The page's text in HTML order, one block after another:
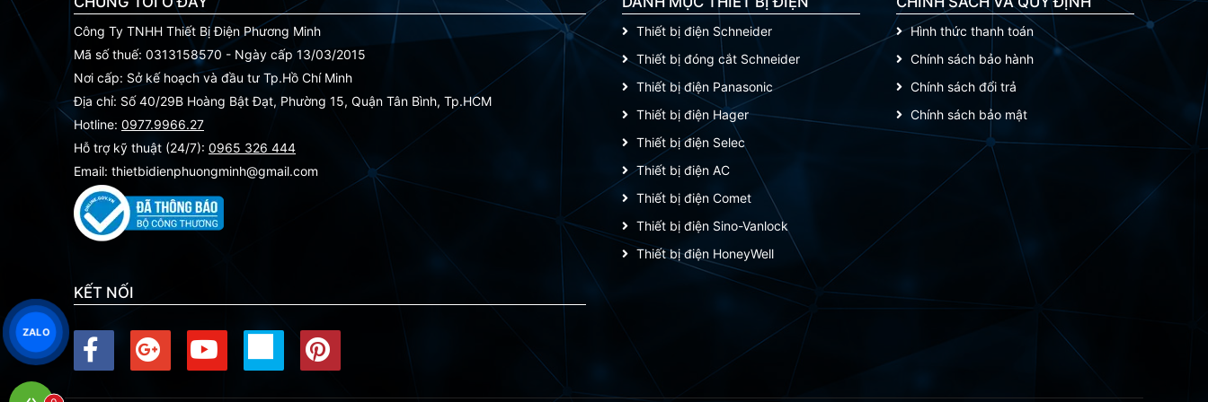
Công Ty TNHH Thiết Bị Điện Phương Minh
Mã số thuế: 0313158570 - Ngày cấp 13/03/2015
Nơi cấp: Sở kế hoạch và đầu tư Tp.Hồ Chí Minh
Địa chỉ: Số 40/29B Hoàng Bật Đạt, Phường 15, Quận Tân Bình, Tp.HCM
Hotline: 0977.9966.27
Hỗ trợ kỹ thuật (24/7): 0965 326 444
Email: thietbidienphuongminh@gmail.com
KẾT NỐI
Thiết bị điện Schneider
Thiết bị đóng cắt Schneider
Thiết bị điện Panasonic
Thiết bị điện Hager
Thiết bị điện Selec
Thiết bị điện AC
Thiết bị điện Comet
Thiết bị điện Sino-Vanlock
Thiết bị điện HoneyWell
Hình thức thanh toán
Chính sách bảo hành
Chính sách đổi trả
Chính sách bảo mật
ZALO